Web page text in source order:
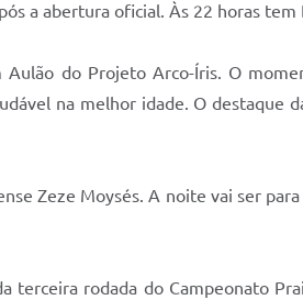
a abertura oficial. Às 22 horas tem
do Projeto Arco-Íris. O
na melhor idade. O destaque
Zeze Moysés. A noite vai ser
rodada do Campeonato